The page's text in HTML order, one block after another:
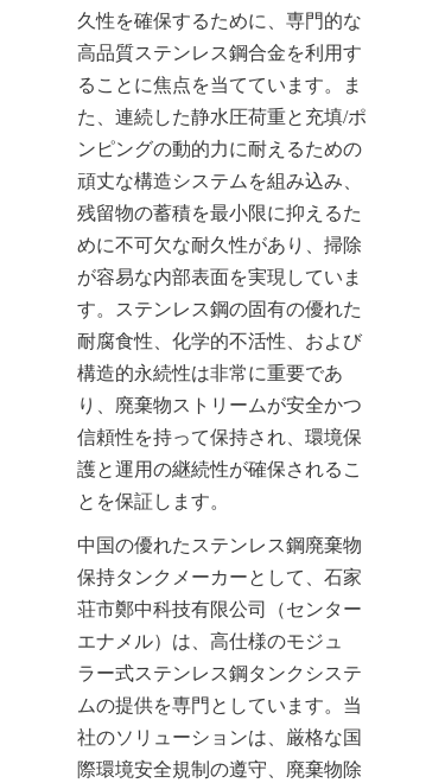
久性を確保するために、専門的な
高品質ステンレス鋼合金を利用す
ることに焦点を当てています。ま
た、連続した静水圧荷重と充填/ポ
ンピングの動的力に耐えるための
頑丈な構造システムを組み込み、
残留物の蓄積を最小限に抑えるた
めに不可欠な耐久性があり、掃除
が容易な内部表面を実現していま
す。ステンレス鋼の固有の優れた
耐腐食性、化学的不活性、および
構造的永続性は非常に重要であ
り、廃棄物ストリームが安全かつ
信頼性を持って保持され、環境保
護と運用の継続性が確保されるこ
とを保証します。
中国の優れたステンレス鋼廃棄物
保持タンクメーカーとして、石家
荘市鄭中科技有限公司（センター
エナメル）は、高仕様のモジュ
ラー式ステンレス鋼タンクシステ
ムの提供を専門としています。当
社のソリューションは、厳格な国
際環境安全規制の遵守、廃棄物除